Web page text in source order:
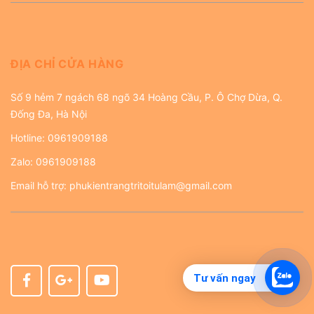
Tư vấn ngay
ĐỊA CHỈ CỬA HÀNG
Số 9 hẻm 7 ngách 68 ngõ 34 Hoàng Cầu, P. Ô Chợ Dừa, Q.
Đống Đa, Hà Nội
Hotline: 0961909188
Zalo: 0961909188
Email hỗ trợ: phukientrangtritoitulam@gmail.com